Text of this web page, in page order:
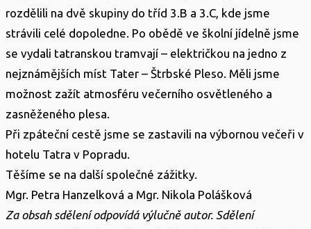
rozdělili na dvě skupiny do tříd 3.B a 3.C, kde jsme
strávili celé dopoledne. Po obědě ve školní jídelně jsme
se vydali tatranskou tramvají – električkou na jedno z
nejznámějších míst Tater – Štrbské Pleso. Měli jsme
možnost zažít atmosféru večerního osvětleného a
zasněženého plesa.
Při zpáteční cestě jsme se zastavili na výbornou večeři v
hotelu Tatra v Popradu.
Těšíme se na další společné zážitky.
Mgr. Petra Hanzelková a Mgr. Nikola Polášková
Za obsah sdělení odpovídá výlučně autor. Sdělení